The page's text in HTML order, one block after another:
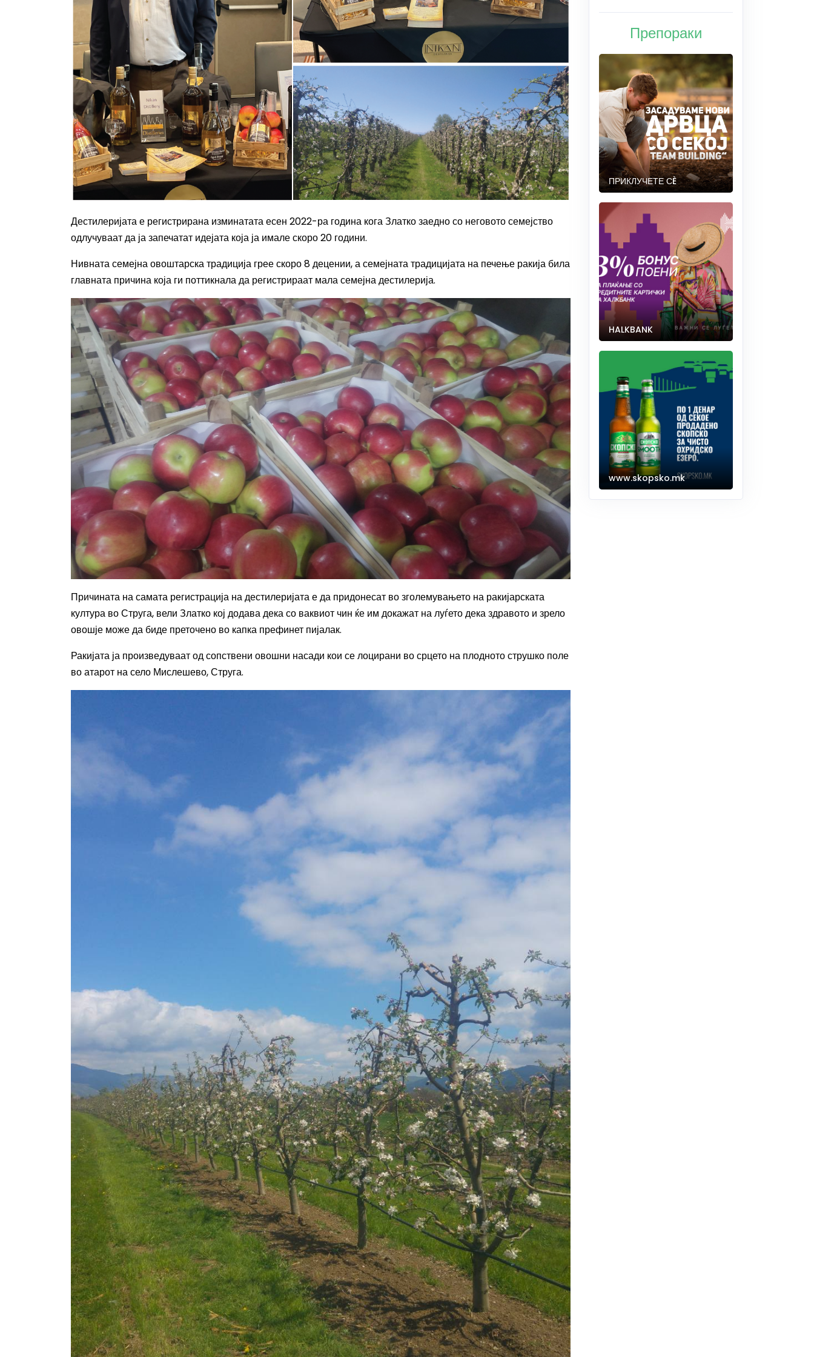
Дестилеријата е регистрирана изминатата есен 2022-ра година кога Златко заедно со неговото семејство
одлучуваат да ја запечатат идејата која ја имале скоро 20 години.
Нивната семејна овоштарска традиција грее скоро 8 децении, а семејната традицијата на печење ракија била
главната причина која ги поттикнала да регистрираат мала семејна дестилерија.
Причината на самата регистрација на дестилеријата е да придонесат во зголемувањето на ракијарската
култура во Струга, вели Златко кој додава дека со ваквиот чин ќе им докажат на луѓето дека здравото и зрело
овошје може да биде преточено во капка префинет пијалак.
Ракијата ја произведуваат од сопствени овошни насади кои се лоцирани во срцето на плодното струшко поле
во атарот на село Мислешево, Струга.
Препораки
ПРИКЛУЧЕТЕ СÈ
HALKBANK
www.skopsko.mk